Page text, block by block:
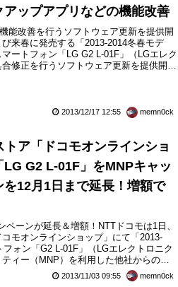
ップアプリなどの機能改善
能改善を行うソフトウェア更新を提供開
来春に発売する「2013-2014冬春モデ
ートフォン「LG G2 L-01F」（LGエレク
修正を行うソフトウェア更新を提供開始
2013/12/17 12:55 memn0ck
ア「ドコモオンラインショ
G2 L-01F」をMNPキャッ
12月1日まで延長！増額で
ーンが延長＆増額！NTTドコモは1日、
モオンラインショップ」にて「2013-
ォン「G2 L-01F」（LGエレクトロニク
ィー（MNP）を利用した他社からの乗
ら減額する形で一定額をキャッシュバッ
からのりかえキャンペーン」を2013年12
2013/11/03 09:55 memn0ck